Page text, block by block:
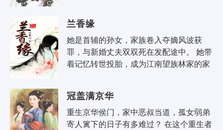
兰香缘
她是首辅的孙女，家族卷入夺嫡风波获
罪，与新婚丈夫双双死在发配途中。 她带
着记忆转世投胎，成为江南望族林家的家
冠盖满京华
重生京华侯门，家中恶叔当道，孤女弱弟
寄人篱下的日子有多难过？ 在这个重生者